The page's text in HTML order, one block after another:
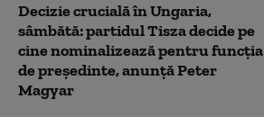
Decizie crucială în Ungaria,
sâmbătă: partidul Tisza decide pe
cine nominalizează pentru funcția
de președinte, anunță Peter
Magyar